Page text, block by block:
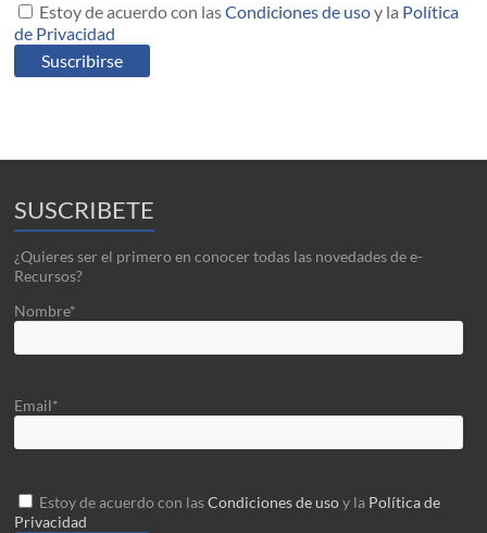
Estoy de acuerdo con lasCondiciones de usoy la Política
de Privacidad
SUSCRIBETE
¿Quieres ser el primero en conocer todas las novedades de e-
Recursos?
Nombre*
Email*
Estoy de acuerdo con lasCondiciones de usoy la Política de
Privacidad